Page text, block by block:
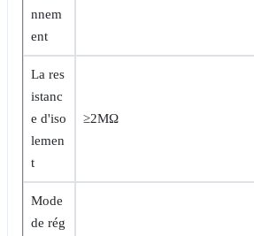
nnem
ent
La res
istanc
e d'iso
lemen
t
≥2MΩ
Mode
de rég